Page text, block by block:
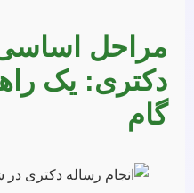
مراحل اساسی
دکتری: یک
گام